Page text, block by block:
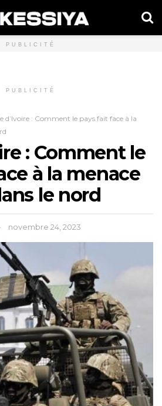
PUBLICITÉ
PUBLICITÉ
d’Ivoire : Comment le pays fait face à la
: Comment le
à la menace
le nord
novembre 24, 2023